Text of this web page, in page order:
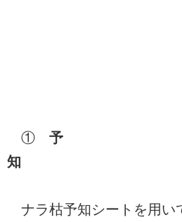
① 予
ナラ枯予知シートを用い